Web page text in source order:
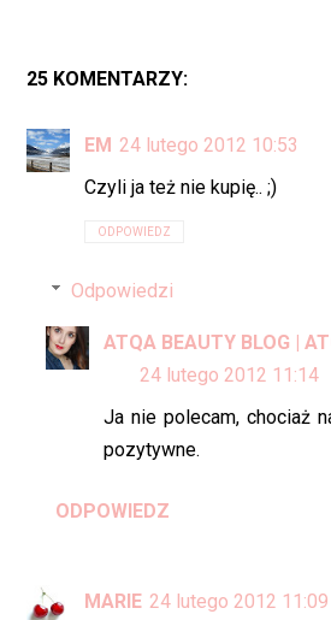
25 KOMENTARZY:
EM 24 lutego 2012 10:53
Czyli ja też nie kupię.. ;)
ODPOWIEDZ
Odpowiedzi
ATQA BEAUTY BLOG |
24 lutego 2012 11:14
Ja nie polecam, chociaż
pozytywne.
ODPOWIEDZ
MARIE 24 lutego 2012 11:09